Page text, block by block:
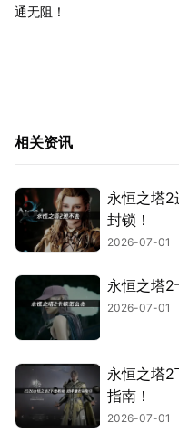
通无阻！
相关资讯
永恒之塔2
封锁！
2026-07-01
永恒之塔2
2026-07-01
永恒之塔2
指南！
2026-07-01